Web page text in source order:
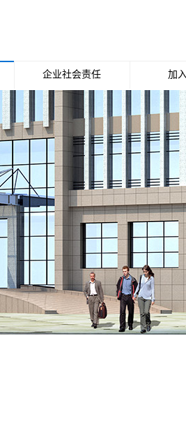
企业社会责任 加
招